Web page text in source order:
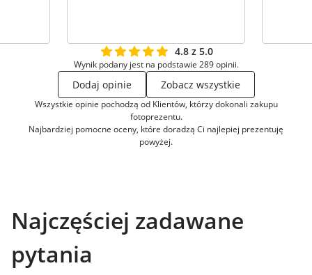
4.8 z 5.0
Wynik podany jest na podstawie 289 opinii.
Dodaj opinie Zobacz wszystkie
Wszystkie opinie pochodzą od Klientów, którzy dokonali zakupu
fotoprezentu.
Najbardziej pomocne oceny, które doradzą Ci najlepiej prezentuję
powyżej.
Najczęściej zadawane
pytania